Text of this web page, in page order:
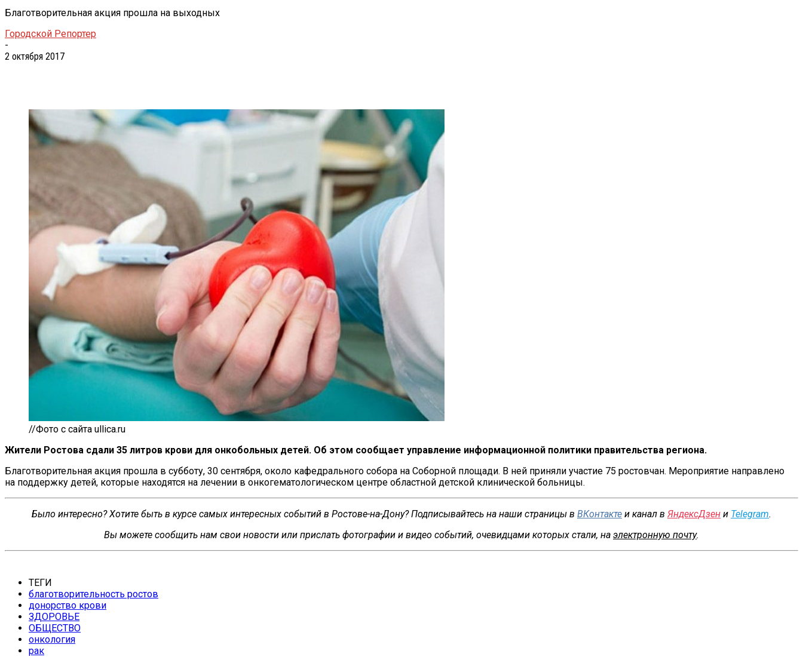
Благотворительная акция прошла на выходных
Городской Репортер
-
2 октября 2017
//Фото с сайта ullica.ru
Жители Ростова сдали 35 литров крови для онкобольных детей. Об этом сообщает управление информационной политики правительства региона.
Благотворительная акция прошла в субботу, 30 сентября, около кафедрального собора на Соборной площади. В ней приняли участие 75 ростовчан. Мероприятие направлено
на поддержку детей, которые находятся на лечении в онкогематологическом центре областной детской клинической больницы.
Было интересно? Хотите быть в курсе самых интересных событий в Ростове-на-Дону? Подписывайтесь на наши страницы в ВКонтакте и канал в ЯндексДзен и Telegram.
Вы можете сообщить нам свои новости или прислать фотографии и видео событий, очевидцами которых стали, на электронную почту.
ТЕГИ
благотворительность ростов
донорство крови
ЗДОРОВЬЕ
ОБЩЕСТВО
онкология
рак